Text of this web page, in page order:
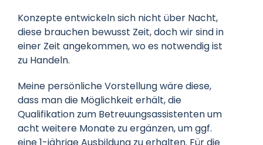
Konzepte entwickeln sich nicht über Nacht,
diese brauchen bewusst Zeit, doch wir sind in
einer Zeit angekommen, wo es notwendig ist
zu Handeln.
Meine persönliche Vorstellung wäre diese,
dass man die Möglichkeit erhält, die
Qualifikation zum Betreuungsassistenten um
acht weitere Monate zu ergänzen, um ggf.